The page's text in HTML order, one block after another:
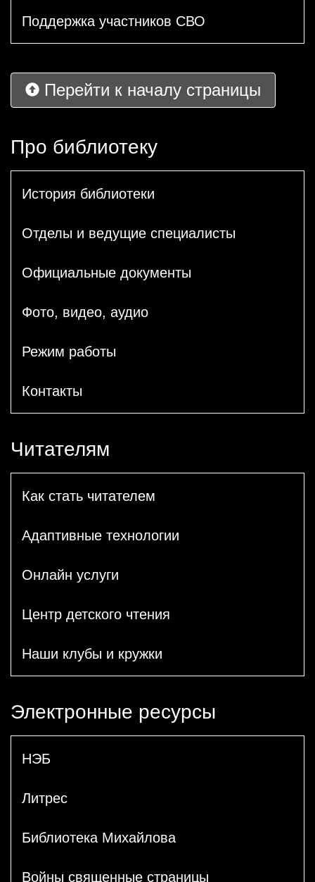
Поддержка участников СВО
Перейти к началу страницы
Про библиотеку
История библиотеки
Отделы и ведущие специалисты
Официальные документы
Фото, видео, аудио
Режим работы
Контакты
Читателям
Как стать читателем
Адаптивные технологии
Онлайн услуги
Центр детского чтения
Наши клубы и кружки
Электронные ресурсы
НЭБ
Литрес
Библиотека Михайлова
Войны священные страницы